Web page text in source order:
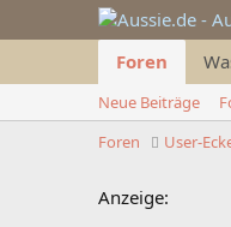
Foren
Neue Beiträge
Foren
User-
Anzeige: